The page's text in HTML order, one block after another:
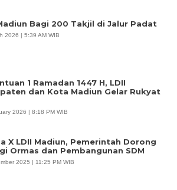
Bagi 200 Takjil di Jalur Padat
2026 | 5:39 AM WIB
1 Ramadan 1447 H, LDII
dan Kota Madiun Gelar Rukyat
2026 | 8:18 PM WIB
X LDII Madiun, Pemerintah Dorong
Ormas dan Pembangunan SDM
2025 | 11:25 PM WIB